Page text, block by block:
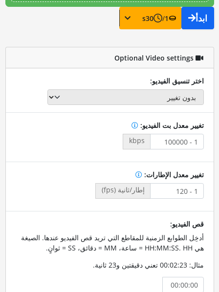
ابدأ 1
/
30
s
Optional Video settings
اختر تنسيق الفيديو:
تغيير معدل بت الفيديو:
kbps
تغيير معدل الإطارات:
إطار/ثانية (fps)
قص الفيديو:
أدخِل الطوابع الزمنية للمقاطع التي تريد قص الفيديو عندها. الصيغة
هي HH:MM:SS. HH = ساعة، MM = دقائق، SS = ثوانٍ.
مثال: 00:02:23 تعني دقيقتين و23 ثانية.